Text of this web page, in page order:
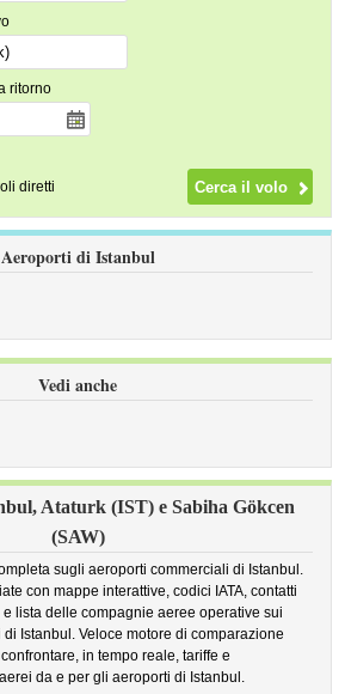
ritorno
diretti
Aeroporti di Istanbul
Vedi anche
Ataturk (IST) e Sabiha Gökcen
(SAW)
sugli aeroporti commerciali di Istanbul.
con mappe interattive, codici IATA, contatti
lista delle compagnie aeree operative sui
Istanbul. Veloce motore di comparazione
in tempo reale, tariffe e
da e per gli aeroporti di Istanbul.